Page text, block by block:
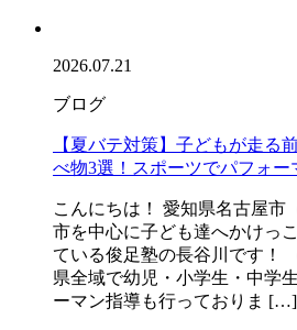
2026.07.21
ブログ
【夏バテ対策】子どもが走る
べ物3選！スポーツでパフォー
こんにちは！ 愛知県名古屋市
市を中心に子ども達へかけっ
ている俊足塾の長谷川です！
県全域で幼児・小学生・中学
ーマン指導も行っておりま […]